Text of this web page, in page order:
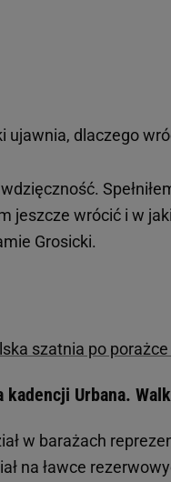
ujawnia, dlaczego
jeszcze wrócić i w
Grosicki.
szatnia po
Urbana.
w barażach
na ławce